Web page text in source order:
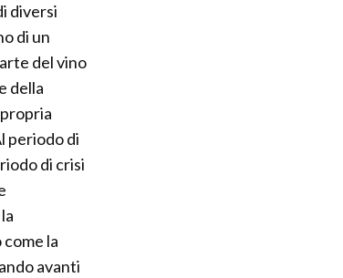
diversi
di un
del vino
della
periodo di
di crisi
la
avanti